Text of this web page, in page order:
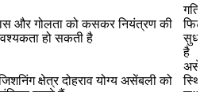
और गोलता को कसकर नियंत्रण की
हो सकती है
है
क्षेत्र दोहराव योग्य असेंबली को